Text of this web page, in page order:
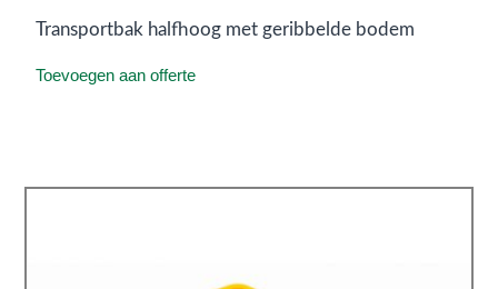
Transportbak halfhoog met geribbelde bodem
Toevoegen aan offerte